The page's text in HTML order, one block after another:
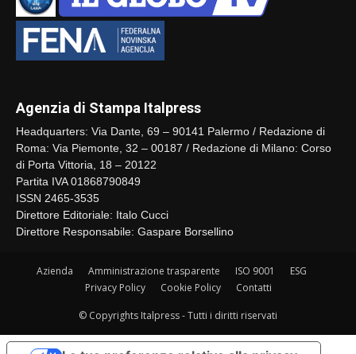
Agenzia di Stampa Italpress
Headquarters: Via Dante, 69 – 90141 Palermo / Redazione di
Roma: Via Piemonte, 32 – 00187 / Redazione di Milano: Corso
di Porta Vittoria, 18 – 20122
Partita IVA 01868790849
ISSN 2465-3535
Direttore Editoriale: Italo Cucci
Direttore Responsabile: Gaspare Borsellino
Azienda Amministrazione trasparente ISO 9001
ESG
Privacy Policy
Cookie Policy Contatti
© Copyrights Italpress - Tutti i diritti riservati